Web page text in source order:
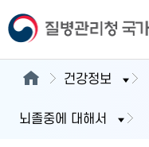
건강정보
뇌졸중에 대해서